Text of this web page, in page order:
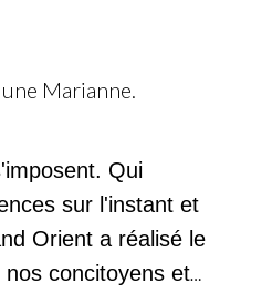
étant donné
sachez que les
que vous désignez,
qui est interdit dans le
verset 6, parce-qu'ils
d'apaiser mon âme
et je ne peux
lui fasse ombre.
Marianne.
Qui
sur l'instant et
Orient a réalisé le
concitoyens et